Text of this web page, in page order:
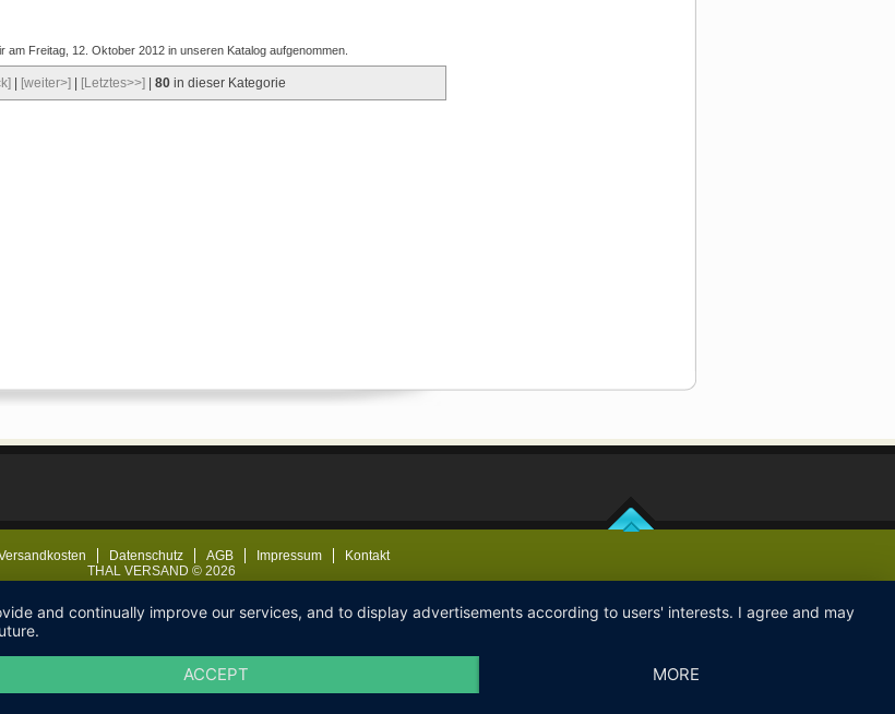
am Freitag, 12. Oktober 2012 in unseren Katalog aufgenommen.
[weiter>] [Letztes>>] 80 in dieser Kategorie
Datenschutz AGB Impressum
Kontakt
THAL VERSAND © 2026
and continually improve our services, and to display advertisements according to users' interests. I agree and may
ACCEPT MORE